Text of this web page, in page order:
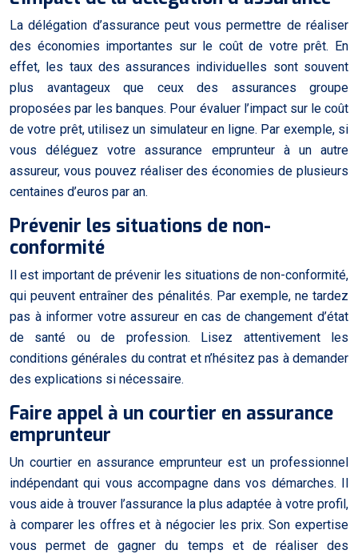
La délégation d’assurance peut vous permettre de réaliser
des économies importantes sur le coût de votre prêt. En
effet, les taux des assurances individuelles sont souvent
plus avantageux que ceux des assurances groupe
proposées par les banques. Pour évaluer l’impact sur le coût
de votre prêt, utilisez un simulateur en ligne. Par exemple, si
vous déléguez votre assurance emprunteur à un autre
assureur, vous pouvez réaliser des économies de plusieurs
centaines d’euros par an.
Prévenir les situations de non-
conformité
Il est important de prévenir les situations de non-conformité,
qui peuvent entraîner des pénalités. Par exemple, ne tardez
pas à informer votre assureur en cas de changement d’état
de santé ou de profession. Lisez attentivement les
conditions générales du contrat et n’hésitez pas à demander
des explications si nécessaire.
Faire appel à un courtier en assurance
emprunteur
Un courtier en assurance emprunteur est un professionnel
indépendant qui vous accompagne dans vos démarches. Il
vous aide à trouver l’assurance la plus adaptée à votre profil,
à comparer les offres et à négocier les prix. Son expertise
vous permet de gagner du temps et de réaliser des